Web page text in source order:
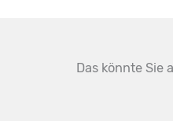
Das könnte Sie